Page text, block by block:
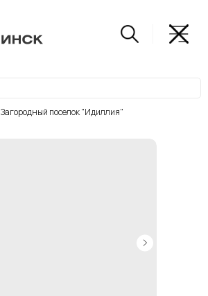
Загородный поселок "Идиллия"